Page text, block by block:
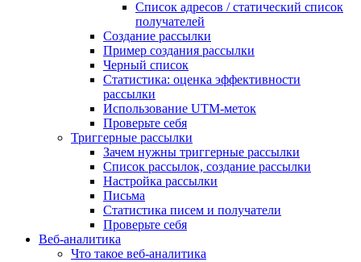
Список адресов / статический список
получателей
Создание рассылки
Пример создания рассылки
Черный список
Статистика: оценка эффективности
рассылки
Использование UTM-меток
Проверьте себя
Триггерные рассылки
Зачем нужны триггерные рассылки
Список рассылок, создание рассылки
Настройка рассылки
Письма
Статистика писем и получатели
Проверьте себя
Веб-аналитика
Что такое веб-аналитика